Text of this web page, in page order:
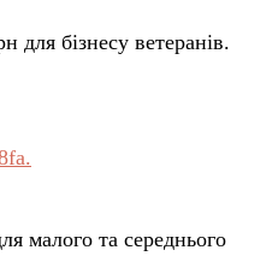
для бізнесу ветеранів.
малого та середнього